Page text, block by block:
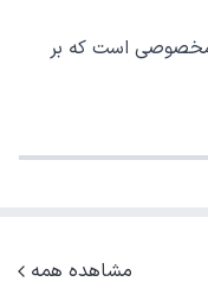
مخصوصی است که بر
مشاهده همه